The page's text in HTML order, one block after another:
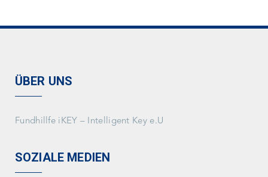
ÜBER UNS
Fundhillfe iKEY – Intelligent Key e.U
SOZIALE MEDIEN